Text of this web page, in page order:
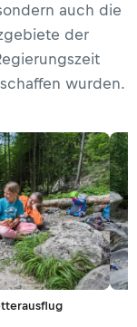
auch die
der
wurden.